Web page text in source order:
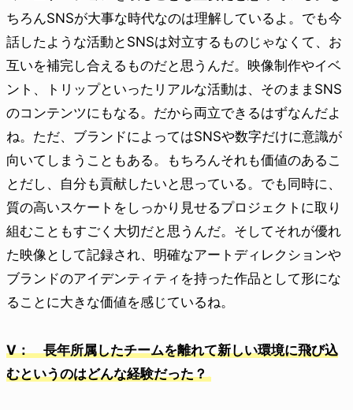
ちろんSNSが大事な時代なのは理解しているよ。でも今
話したような活動とSNSは対立するものじゃなくて、お
互いを補完し合えるものだと思うんだ。映像制作やイベ
ント、トリップといったリアルな活動は、そのままSNS
のコンテンツにもなる。だから両立できるはずなんだよ
ね。ただ、ブランドによってはSNSや数字だけに意識が
向いてしまうこともある。もちろんそれも価値のあるこ
とだし、自分も貢献したいと思っている。でも同時に、
質の高いスケートをしっかり見せるプロジェクトに取り
組むこともすごく大切だと思うんだ。そしてそれが優れ
た映像として記録され、明確なアートディレクションや
ブランドのアイデンティティを持った作品として形にな
ることに大きな価値を感じているね。
V： 長年所属したチームを離れて新しい環境に飛び込
むというのはどんな経験だった？